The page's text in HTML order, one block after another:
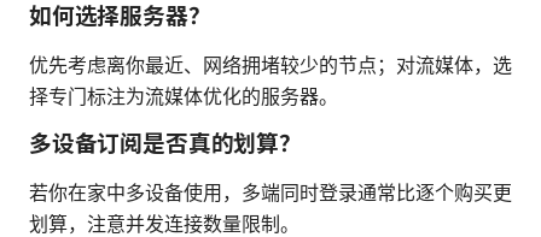
如何选择服务器？
优先考虑离你最近、网络拥堵较少的节点；对流媒体，选
择专门标注为流媒体优化的服务器。
多设备订阅是否真的划算？
若你在家中多设备使用，多端同时登录通常比逐个购买更
划算，注意并发连接数量限制。